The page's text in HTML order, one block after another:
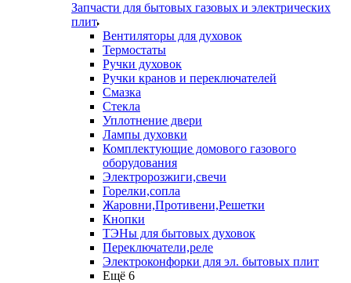
Запчасти для бытовых газовых и электрических
плит
Вентиляторы для духовок
Термостаты
Ручки духовок
Ручки кранов и переключателей
Смазка
Стекла
Уплотнение двери
Лампы духовки
Комплектующие домового газового
оборудования
Электророзжиги,свечи
Горелки,сопла
Жаровни,Противени,Решетки
Кнопки
ТЭНы для бытовых духовок
Переключатели,реле
Электроконфорки для эл. бытовых плит
Ещё 6